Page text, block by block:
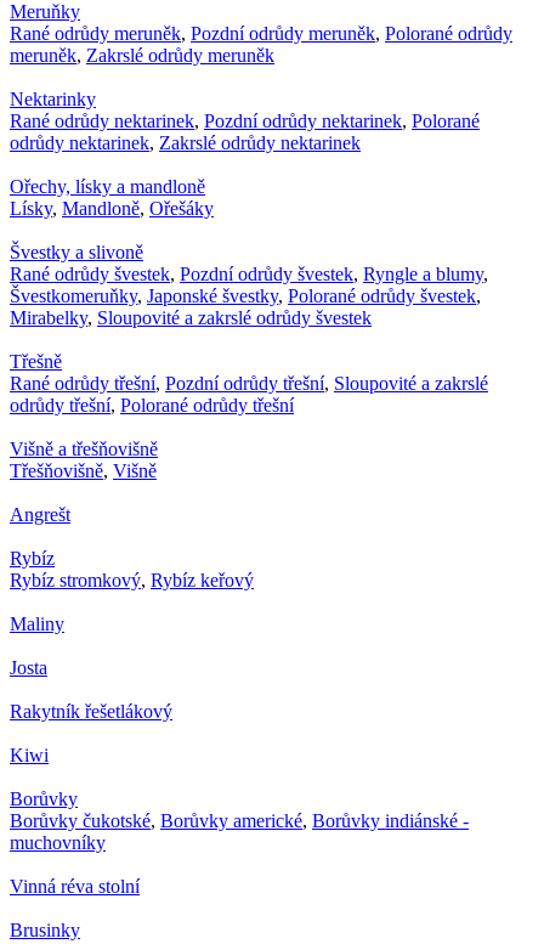
Meruňky
Rané odrůdy meruněk, Pozdní odrůdy meruněk, Polorané odrůdy
meruněk, Zakrslé odrůdy meruněk
Nektarinky
Rané odrůdy nektarinek, Pozdní odrůdy nektarinek, Polorané
odrůdy nektarinek, Zakrslé odrůdy nektarinek
Ořechy, lísky a mandloně
Lísky, Mandloně, Ořešáky
Švestky a slivoně
Rané odrůdy švestek, Pozdní odrůdy švestek, Ryngle a blumy,
Švestkomeruňky, Japonské švestky, Polorané odrůdy švestek,
Mirabelky, Sloupovité a zakrslé odrůdy švestek
Třešně
Rané odrůdy třešní, Pozdní odrůdy třešní, Sloupovité a zakrslé
odrůdy třešní, Polorané odrůdy třešní
Višně a třešňovišně
Třešňovišně, Višně
Angrešt
Rybíz
Rybíz stromkový, Rybíz keřový
Maliny
Josta
Rakytník řešetlákový
Kiwi
Borůvky
Borůvky čukotské, Borůvky americké, Borůvky indiánské -
muchovníky
Vinná réva stolní
Brusinky